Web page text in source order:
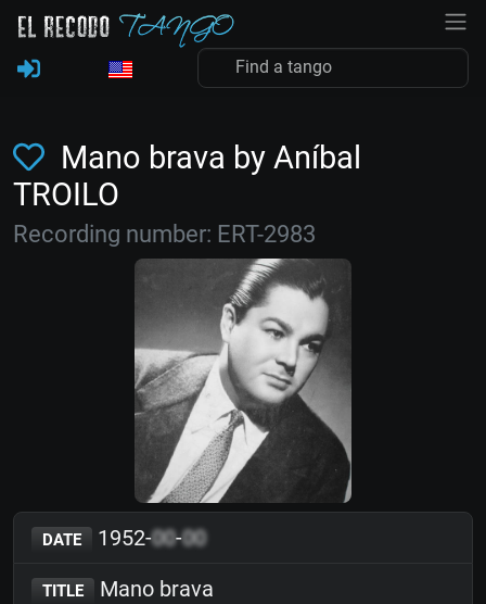
Mano brava by Aníbal
TROILO
Recording number: ERT-2983
DATE 1952-00-00
TITLE Mano brava